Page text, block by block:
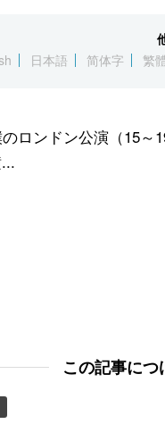
日本語 简体字 繁
ロンドン公演（15
この記事に